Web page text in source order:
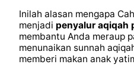
Inilah alasan mengapa
menjadi penyalur aqiqah
membantu Anda meraup
menunaikan sunnah
memberi makan anak